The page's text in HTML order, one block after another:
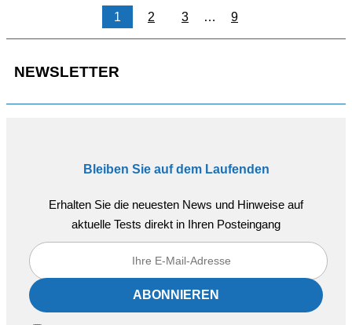
1 2 3 … 9
NEWSLETTER
Bleiben Sie auf dem Laufenden
Erhalten Sie die neuesten News und Hinweise auf
aktuelle Tests direkt in Ihren Posteingang